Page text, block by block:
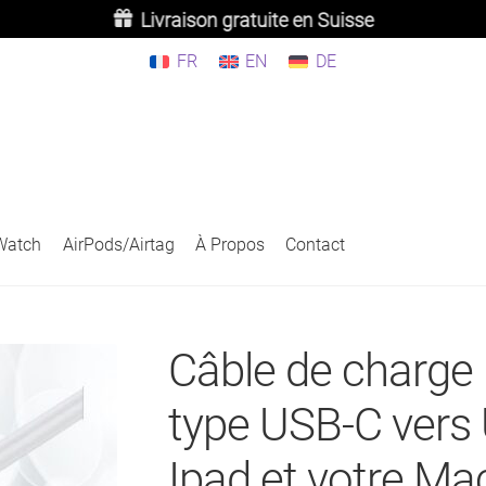
Livraison gratuite en Suisse
FR EN DE
AirPods/Airtag À Propos Contact
Câble de
type USB-C